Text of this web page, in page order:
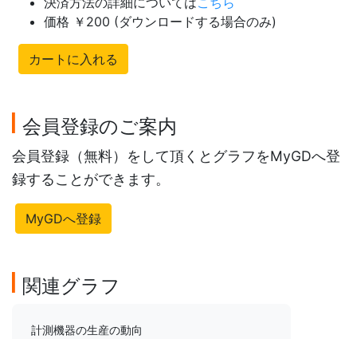
価格 ￥200 (ダウンロードする場合のみ)
カートに入れる
会員登録のご案内
会員登録（無料）をして頂くとグラフをMyGDへ登
録することができます。
MyGDへ登録
関連グラフ
計測機器の生産の動向